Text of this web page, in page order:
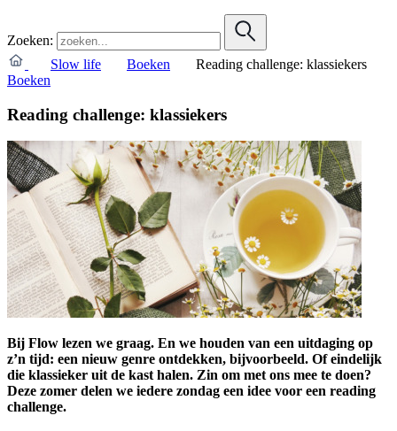
Zoeken:
Slow life
Boeken
Reading challenge: klassiekers
Boeken
Reading challenge: klassiekers
Bij Flow lezen we graag. En we houden van een uitdaging op
z’n tijd: een nieuw genre ontdekken, bijvoorbeeld. Of eindelijk
die klassieker uit de kast halen. Zin om met ons mee te doen?
Deze zomer delen we iedere zondag een idee voor een reading
challenge.